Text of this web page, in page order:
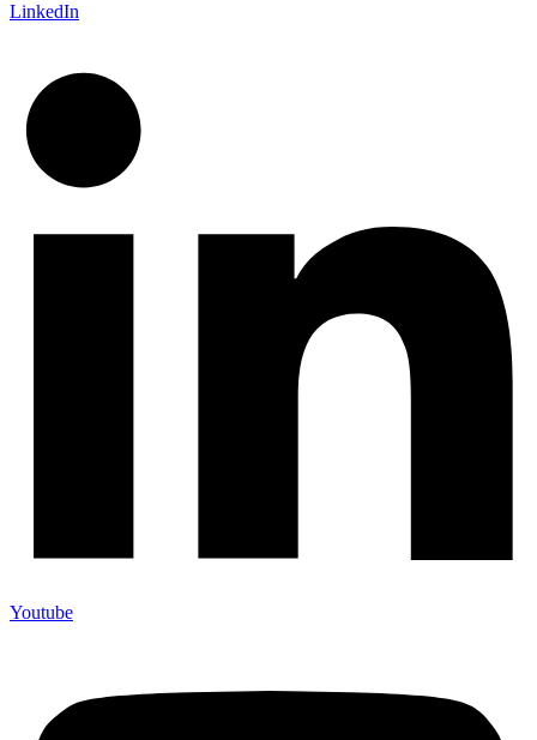
LinkedIn
Youtube